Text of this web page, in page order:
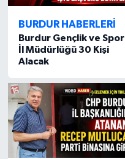
BURDUR HABERLERİ
Burdur Gençlik ve Spor
İl Müdürlüğü 30 Kişi
Alacak